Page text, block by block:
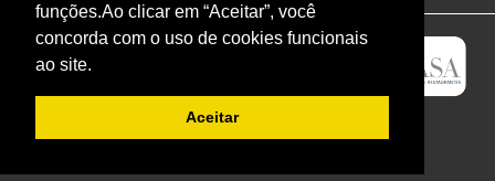
funções.Ao clicar em “Aceitar”, você
concorda com o uso de cookies funcionais
ao site.
Aceitar